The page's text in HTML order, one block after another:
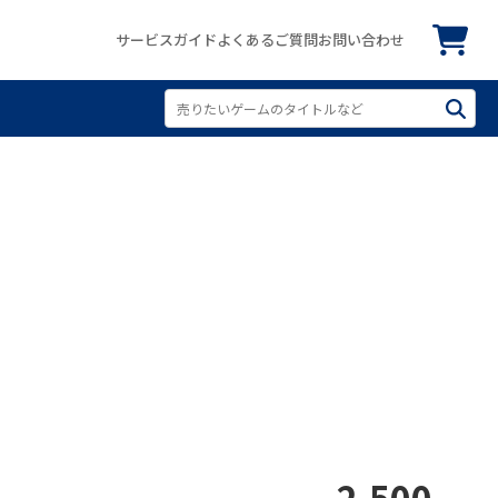
サービスガイドよくあるご質問お問い合わせ